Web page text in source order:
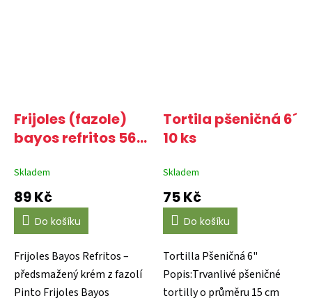
Frijoles (fazole)
bayos refritos 560
Skladem
89 Kč
Do košíku
Frijoles Bayos Refritos –
předsmažený krém z fazolí
Pinto Frijoles Bayos
Tortila pšeničná 6´
10 ks
Skladem
75 Kč
Do košíku
Tortilla Pšeničná 6"
Popis:Trvanlivé pšeničné
tortilly o průměru 15 cm